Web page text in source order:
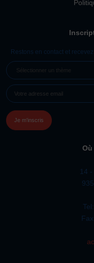
Restons en contact et
14
Tel:
Fax: